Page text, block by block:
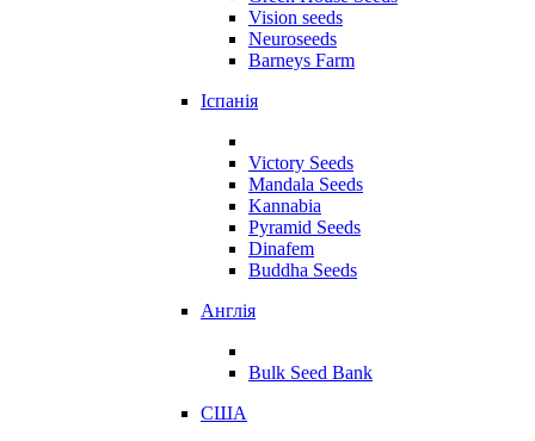
Vision seeds
Neuroseeds
Barneys Farm
Іспанія
Victory Seeds
Mandala Seeds
Kannabia
Pyramid Seeds
Dinafem
Buddha Seeds
Англія
Bulk Seed Bank
США